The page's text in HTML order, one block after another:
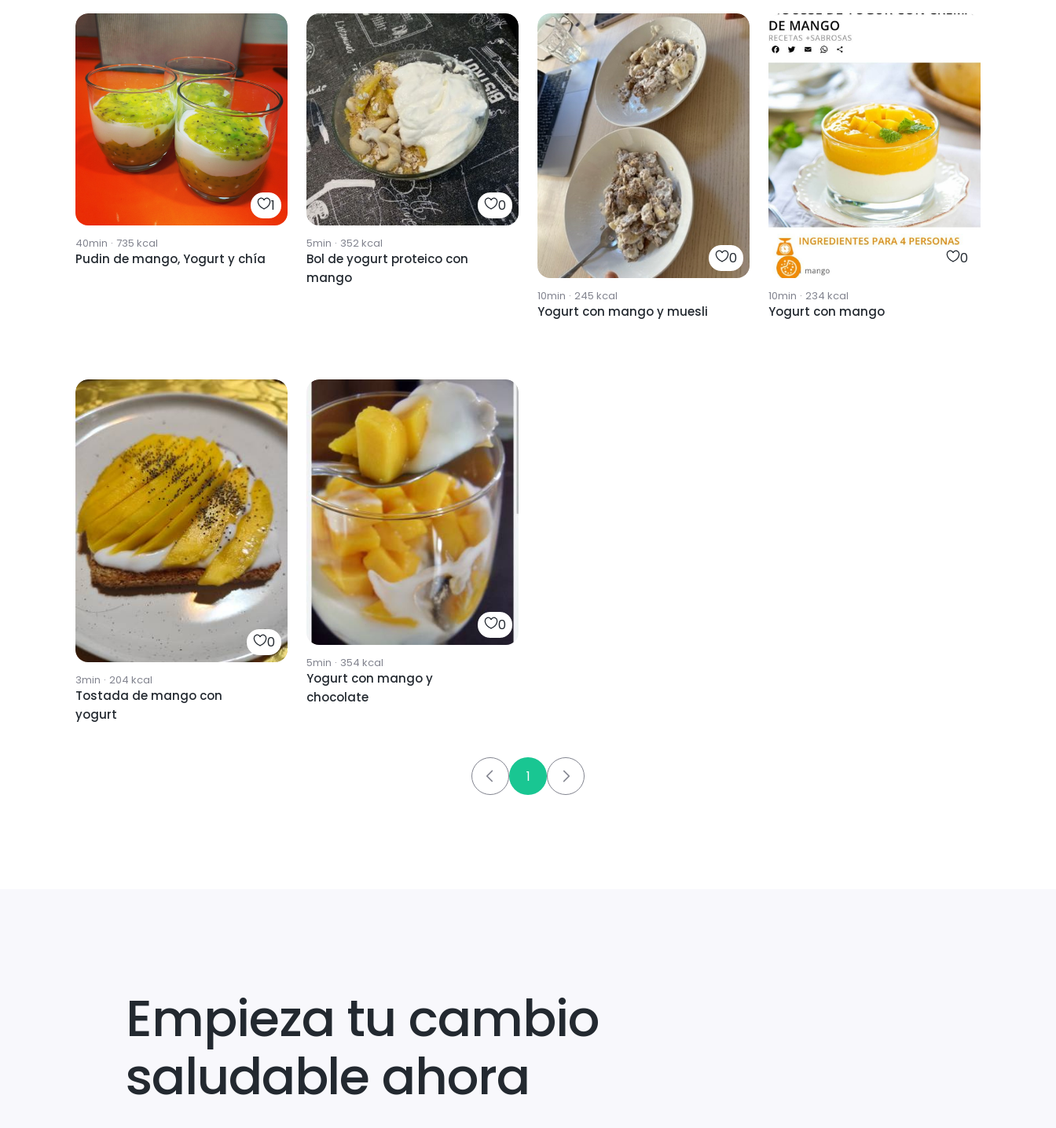
1
40min · 735 kcal
Pudin de mango, Yogurt y chía
0
5min · 352kcal
Bol de yogurt proteico con
mango
0
10min · 245 kcal
Yogurt con mango y muesli
0
10min · 234 kcal
Yogurt con mango
0
3min · 204 kcal
Tostada de mango con
yogurt
0
5min · 354 kcal
Yogurt con mango y
chocolate
1
Empieza tu cambio
saludable ahora